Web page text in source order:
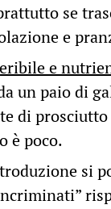
se
e
e
un paio di
di
è poco.
si